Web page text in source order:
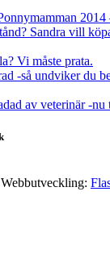
2014
Sandra vill
Vi måste prata.
-så undviker du
av veterinär -nu